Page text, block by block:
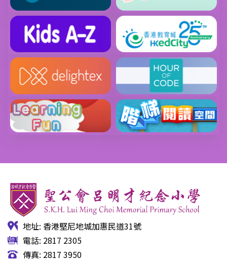
地址: 香港堅尼地城加惠民道31號
電話: 2817 2305
傳真: 2817 3950